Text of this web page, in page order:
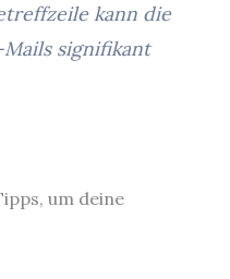
kann die
signifikant
um deine